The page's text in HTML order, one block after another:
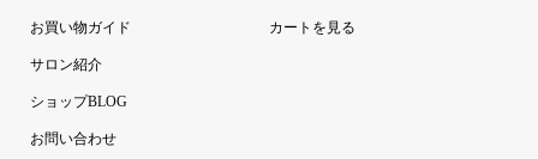
お買い物ガイド
サロン紹介
ショップBLOG
お問い合わせ
カートを見る